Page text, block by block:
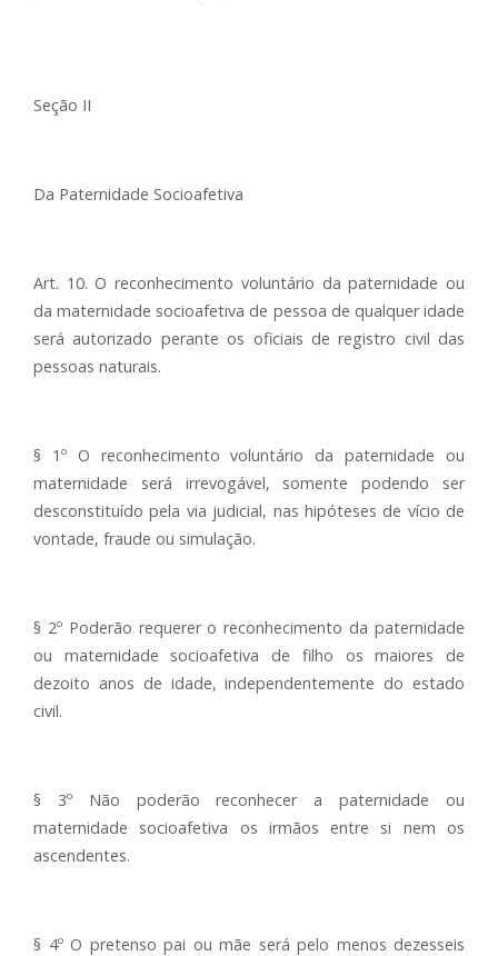
Seção II
Da Paternidade Socioafetiva
Art. 10. O reconhecimento voluntário da paternidade ou
da maternidade socioafetiva de pessoa de qualquer idade
será autorizado perante os oficiais de registro civil das
pessoas naturais.
§ 1º O reconhecimento voluntário da paternidade ou
maternidade será irrevogável, somente podendo ser
desconstituído pela via judicial, nas hipóteses de vício de
vontade, fraude ou simulação.
§ 2º Poderão requerer o reconhecimento da paternidade
ou maternidade socioafetiva de filho os maiores de
dezoito anos de idade, independentemente do estado
civil.
§ 3º Não poderão reconhecer a paternidade ou
maternidade socioafetiva os irmãos entre si nem os
ascendentes.
§ 4º O pretenso pai ou mãe será pelo menos dezesseis